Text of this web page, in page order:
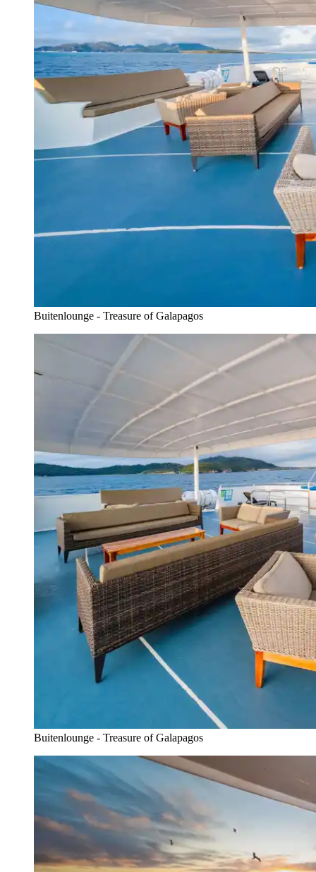
Buitenlounge - Treasure of Galapagos
Buitenlounge - Treasure of Galapagos